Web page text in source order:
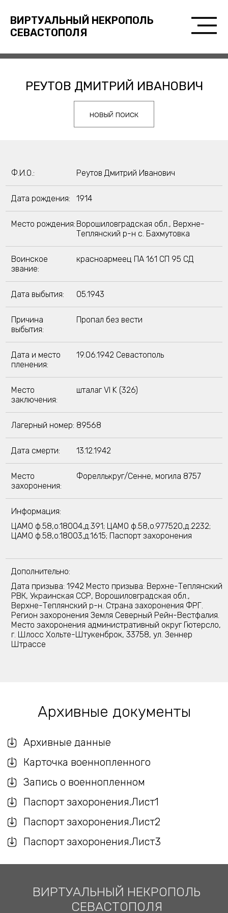
ВИРТУАЛЬНЫЙ НЕКРОПОЛЬ
СЕВАСТОПОЛЯ
РЕУТОВ ДМИТРИЙ ИВАНОВИЧ
новый поиск
Ф.И.О.: Реутов Дмитрий Иванович
Дата рождения: 1914
Место рождения: Ворошиловградская обл., Верхне-
Теплянский р-н с. Бахмутовка
Воинское
звание:
красноармеец ПА 161 СП 95 СД
Дата выбытия: 05.1943
Причина
выбытия:
Пропал без вести
Дата и место
пленения:
19.06.1942 Севастополь
Место
заключения:
шталаг VI K (326)
Лагерный номер: 89568
Дата смерти: 13.12.1942
Место
захоронения:
Фореллькруг/Сенне, могила 8757
Информация:
ЦАМО ф.58,о.18004,д.391; ЦАМО ф.58,о.977520,д.2232;
ЦАМО ф.58,о.18003,д.1615; Паспорт захоронения
Дополнительно:
Дата призыва: 1942 Место призыва: Верхне-Теплянский
РВК, Украинская ССР, Ворошиловградская обл.,
Верхне-Теплянский р-н. Страна захоронения ФРГ.
Регион захоронения Земля Северный Рейн-Вестфалия.
Место захоронения административный округ Гютерсло,
г. Шлосс Хольте-Штукенброк, 33758, ул. Зеннер
Штрассе
Архивные документы
Архивные данные
Карточка военнопленного
Запись о военнопленном
Паспорт захоронения.Лист1
Паспорт захоронения.Лист2
Паспорт захоронения.Лист3
ВИРТУАЛЬНЫЙ НЕКРОПОЛЬ
СЕВАСТОПОЛЯ